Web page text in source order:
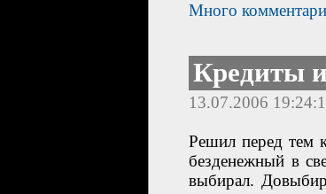
Много
Кредиты
13.07.2006
Решил перед тем
безденежный в
выбирал.